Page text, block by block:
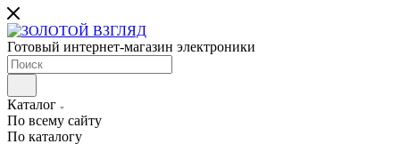
Готовый интернет-магазин электроники
Каталог
По всему сайту
По каталогу